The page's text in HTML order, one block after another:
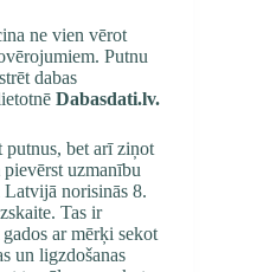
ne vien vērot
Putnu
dabas
Dabasdati.lv.
bet arī ziņot
uzmanību
norisinās 8.
Tas ir
ar mērķi sekot
un ligzdošanas